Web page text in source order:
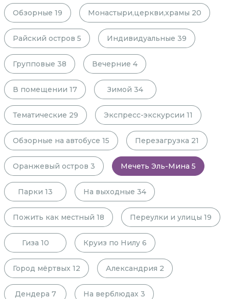
Обзорные 19 Монастыри,церкви,храмы 20
Райский остров 5 Индивидуальные 39
Групповые 38 Вечерние 4
В помещении 17 Зимой 34
Тематические 29 Экспресс-экскурсии 11
Обзорные на автобусе 15 Перезагрузка 21
Оранжевый остров 3 Мечеть Эль-Мина 5
Парки 13 На выходные 34
Пожить как местный 18 Переулки и улицы 19
Гиза 10 Круиз по Нилу 6
Город мёртвых 12 Александрия 2
Дендера 7 На верблюдах 3